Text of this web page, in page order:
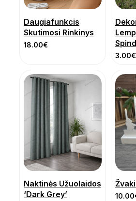
Daugiafunkcis
Skutimosi Rinkinys
18.00€
3.00€
Naktinės Užuolaidos
‘Dark Grey’
10.00